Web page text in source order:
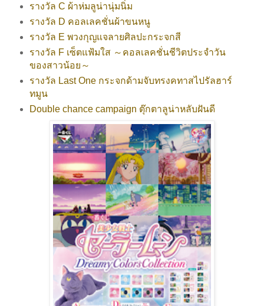
รางวัล C ผ้าห่มลูน่านุ่มนิ่ม
รางวัล D คอลเลคชั่นผ้าขนหนู
รางวัล E พวงกุญแจลายศิลปะกระจกสี
รางวัล F เซ็ตแฟ้มใส ～คอลเลคชั่นชีวิตประจำวัน
ของสาวน้อย～
รางวัล Last One กระจกด้ามจับทรงคทาสไปรัลฮาร์
ทมูน
Double chance campaign ตุ๊กตาลูน่าหลับฝันดี